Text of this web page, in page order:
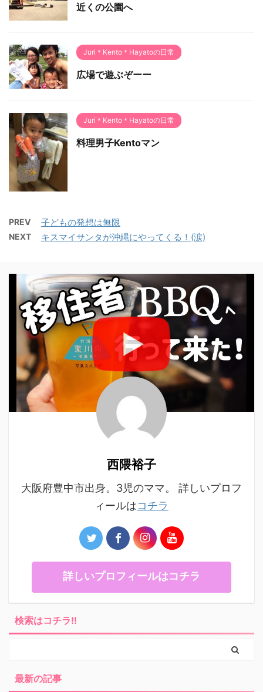
近くの公園へ
Juri＊Kento＊Hayatoの日常
広場で遊ぶぞーー
Juri＊Kento＊Hayatoの日常
料理男子Kentoマン
PREV 子どもの発想は無限
NEXT キスマイサンタが沖縄にやってくる！(涙)
西隈裕子
大阪府豊中市出身。3児のママ。 詳しいプロフ
ィールはコチラ
詳しいプロフィールはコチラ
検索はコチラ!!
最新の記事